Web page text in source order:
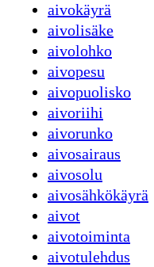
aivokäyrä
aivolisäke
aivolohko
aivopesu
aivopuolisko
aivoriihi
aivorunko
aivosairaus
aivosolu
aivosähkökäyrä
aivot
aivotoiminta
aivotulehdus